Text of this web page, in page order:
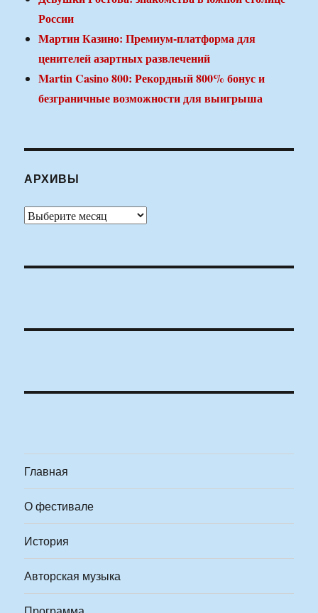
России
Мартин Казино: Премиум-платформа для
ценителей азартных развлечений
Martin Casino 800: Рекордный 800% бонус и
безграничные возможности для выигрыша
АРХИВЫ
Архивы
Главная
О фестивале
История
Авторская музыка